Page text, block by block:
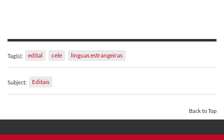
Tag(s): edital cele línguas estrangeiras
Subject: Editais
Back to Top